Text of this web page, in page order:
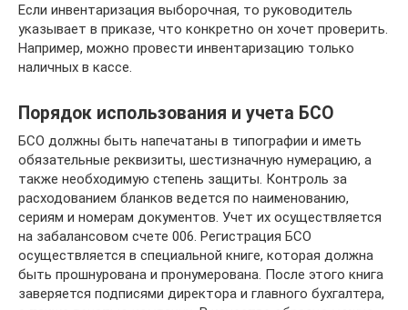
Если инвентаризация выборочная, то руководитель
указывает в приказе, что конкретно он хочет проверить.
Например, можно провести инвентаризацию только
наличных в кассе.
Порядок использования и учета БСО
БСО должны быть напечатаны в типографии и иметь
обязательные реквизиты, шестизначную нумерацию, а
также необходимую степень защиты. Контроль за
расходованием бланков ведется по наименованию,
сериям и номерам документов. Учет их осуществляется
на забалансовом счете 006. Регистрация БСО
осуществляется в специальной книге, которая должна
быть прошнурована и пронумерована. После этого книга
заверяется подписями директора и главного бухгалтера,